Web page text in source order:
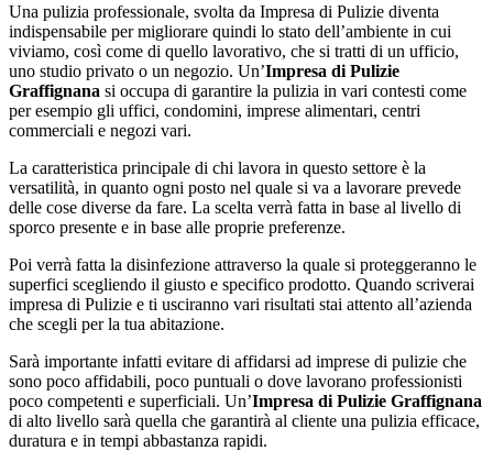
Una pulizia professionale, svolta da Impresa di Pulizie diventa
indispensabile per migliorare quindi lo stato dell’ambiente in cui
viviamo, così come di quello lavorativo, che si tratti di un ufficio,
uno studio privato o un negozio. Un’Impresa di Pulizie
Graffignana si occupa di garantire la pulizia in vari contesti come
per esempio gli uffici, condomini, imprese alimentari, centri
commerciali e negozi vari.
La caratteristica principale di chi lavora in questo settore è la
versatilità, in quanto ogni posto nel quale si va a lavorare prevede
delle cose diverse da fare. La scelta verrà fatta in base al livello di
sporco presente e in base alle proprie preferenze.
Poi verrà fatta la disinfezione attraverso la quale si proteggeranno le
superfici scegliendo il giusto e specifico prodotto. Quando scriverai
impresa di Pulizie e ti usciranno vari risultati stai attento all’azienda
che scegli per la tua abitazione.
Sarà importante infatti evitare di affidarsi ad imprese di pulizie che
sono poco affidabili, poco puntuali o dove lavorano professionisti
poco competenti e superficiali. Un’Impresa di Pulizie Graffignana
di alto livello sarà quella che garantirà al cliente una pulizia efficace,
duratura e in tempi abbastanza rapidi.